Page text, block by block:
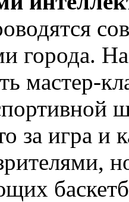
города.
мастер-
за игра и